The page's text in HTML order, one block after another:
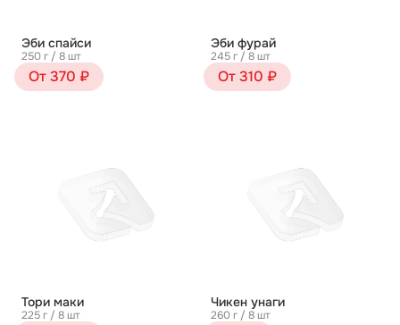
Эби спайси
250 г / 8 шт
От 370 ₽
Эби фурай
245 г / 8 шт
От 310 ₽
Тори маки
225 г / 8 шт
Чикен унаги
260 г / 8 шт